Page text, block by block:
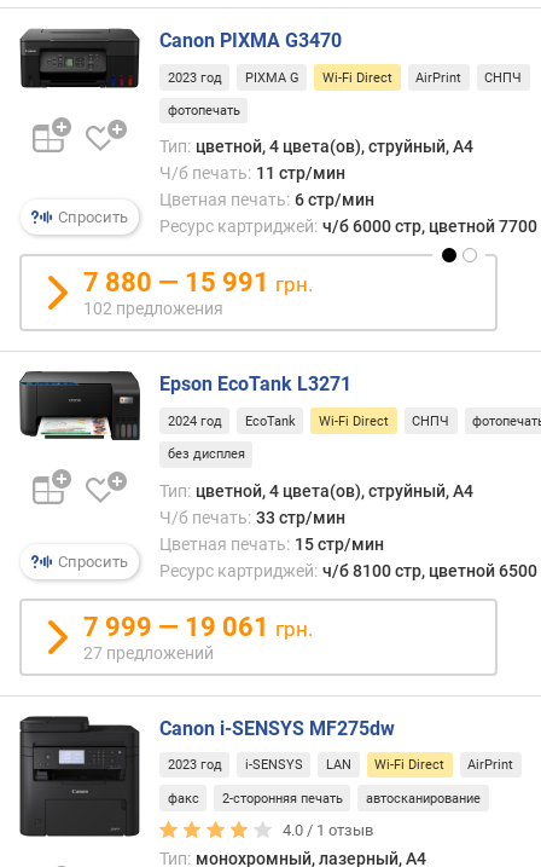
дает
что
связь
для
л
и
ч
с
т
п
р
е
д
л
о
ж
н
й
ч
/
к
и
р
о
в
н
Спросить
Canon PIXMA G3470
2023 год PIXMA G Wi-Fi Direct AirPrint СНПЧ
фотопечать
Тип: цветной, 4 цвета(ов), струйный, A4
Ч/б печать: 11 стр/мин
Цветная печать: 6 стр/мин
Ресурс картриджей: ч/б 6000 стр, цветной 7700
7 880 — 15 991 грн.
102 предложения
Спросить
Epson EcoTank L3271
2024 год EcoTank Wi-Fi Direct СНПЧ
без дисплея
Тип: цветной, 4 цвета(ов), струйный, A4
Ч/б печать: 33 стр/мин
Цветная печать: 15 стр/мин
Ресурс картриджей: ч/б 8100 стр, цветной 6500
7 999 — 19 061 грн.
27 предложений
Canon i-SENSYS MF275dw
2023 год i-SENSYS LAN Wi-Fi Direct AirPrint
факс 2-сторонняя печать автосканирование
4.0 / 1 отзыв
Тип: монохромный, лазерный, A4